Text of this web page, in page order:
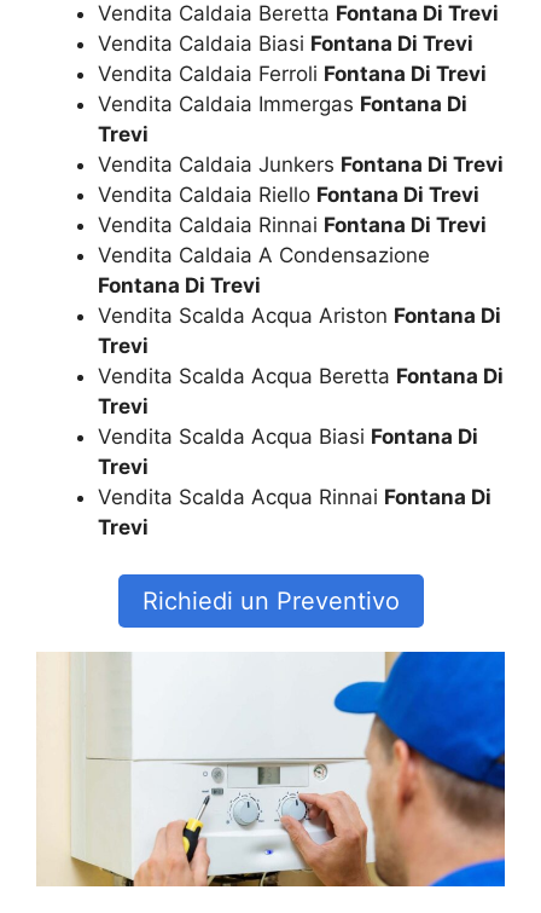
Vendita Caldaia Beretta Fontana Di Trevi
Vendita Caldaia Biasi Fontana Di Trevi
Vendita Caldaia Ferroli Fontana Di Trevi
Vendita Caldaia Immergas Fontana Di
Trevi
Vendita Caldaia Junkers Fontana Di Trevi
Vendita Caldaia Riello Fontana Di Trevi
Vendita Caldaia Rinnai Fontana Di Trevi
Vendita Caldaia A Condensazione
Fontana Di Trevi
Vendita Scalda Acqua Ariston Fontana Di
Trevi
Vendita Scalda Acqua Beretta Fontana Di
Trevi
Vendita Scalda Acqua Biasi Fontana Di
Trevi
Vendita Scalda Acqua Rinnai Fontana Di
Trevi
Richiedi un Preventivo